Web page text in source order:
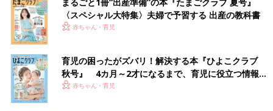
〈スペシャル大特集〉夫婦で予習する 出産の教科書
赤ちゃん・育児
育児の困ったがズバリ！解決する本『ひよこクラブ
秋号』 4カ月～2才になるまで、育児に役立つ情報が
いっぱい！
赤ちゃん・育児